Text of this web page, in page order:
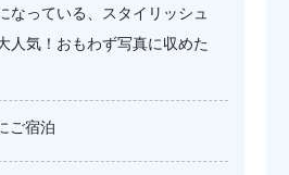
なっている、スタイリッシュ
人気！おもわず写真に収めた
ご宿泊